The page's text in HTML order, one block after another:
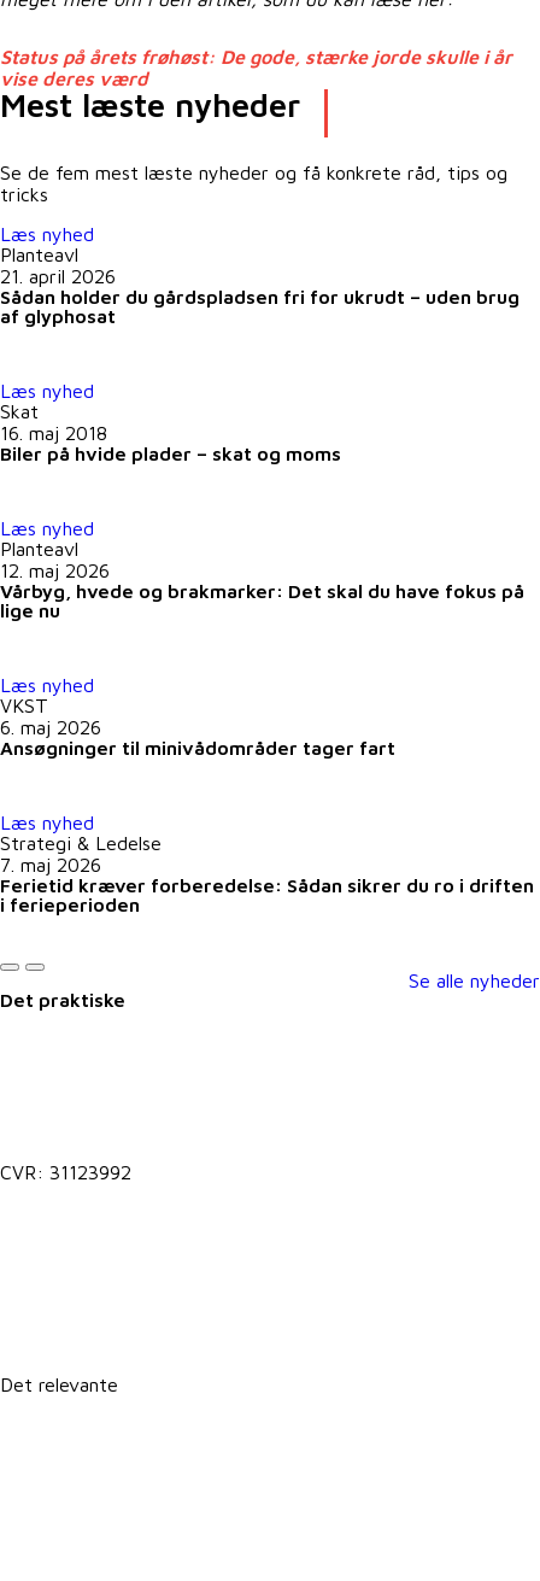
Status på årets frøhøst: De gode, stærke jorde skulle i år
vise deres værd
Mest læste nyheder
Se de fem mest læste nyheder og få konkrete råd, tips og
tricks
Læs nyhed
Planteavl
21. april 2026
Sådan holder du gårdspladsen fri for ukrudt – uden brug
af glyphosat
Læs nyhed
Skat
16. maj 2018
Biler på hvide plader – skat og moms
Læs nyhed
Planteavl
12. maj 2026
Vårbyg, hvede og brakmarker: Det skal du have fokus på
lige nu
Læs nyhed
VKST
6. maj 2026
Ansøgninger til minivådområder tager fart
Læs nyhed
Strategi & Ledelse
7. maj 2026
Ferietid kræver forberedelse: Sådan sikrer du ro i driften
i ferieperioden
Se alle nyheder
Det praktiske
CVR: 31123992
Det relevante